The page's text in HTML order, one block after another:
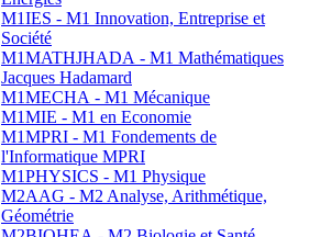
M1IES - M1 Innovation, Entreprise et
Société
M1MATHJHADA - M1 Mathématiques
Jacques Hadamard
M1MECHA - M1 Mécanique
M1MIE - M1 en Economie
M1MPRI - M1 Fondements de
l'Informatique MPRI
M1PHYSICS - M1 Physique
M2AAG - M2 Analyse, Arithmétique,
Géométrie